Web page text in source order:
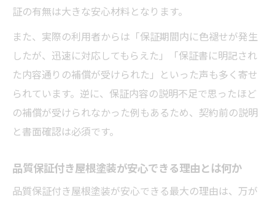
屋根塗装の保証期間と内容を正しく比較す
る方法
屋根塗装保証の読み違いを防ぐチェックポ
イント
保証内容の違いで屋根塗装の満足度はどう
変わるか
屋根塗装保証の免責事項を事前に把握する
保証比較で見落としがちな屋根塗装の要注
意点
証の有無は大きな安心材料となります。
また、実際の利用者からは「保証期間内に色褪せが発生
したが、迅速に対応してもらえた」「保証書に明記され
た内容通りの補償が受けられた」といった声も多く寄せ
られています。逆に、保証内容の説明不足で思ったほど
の補償が受けられなかった例もあるため、契約前の説明
と書面確認は必須です。
品質保証付き屋根塗装が安心できる理由とは何か
品質保証付き屋根塗装が安心できる最大の理由は、万が